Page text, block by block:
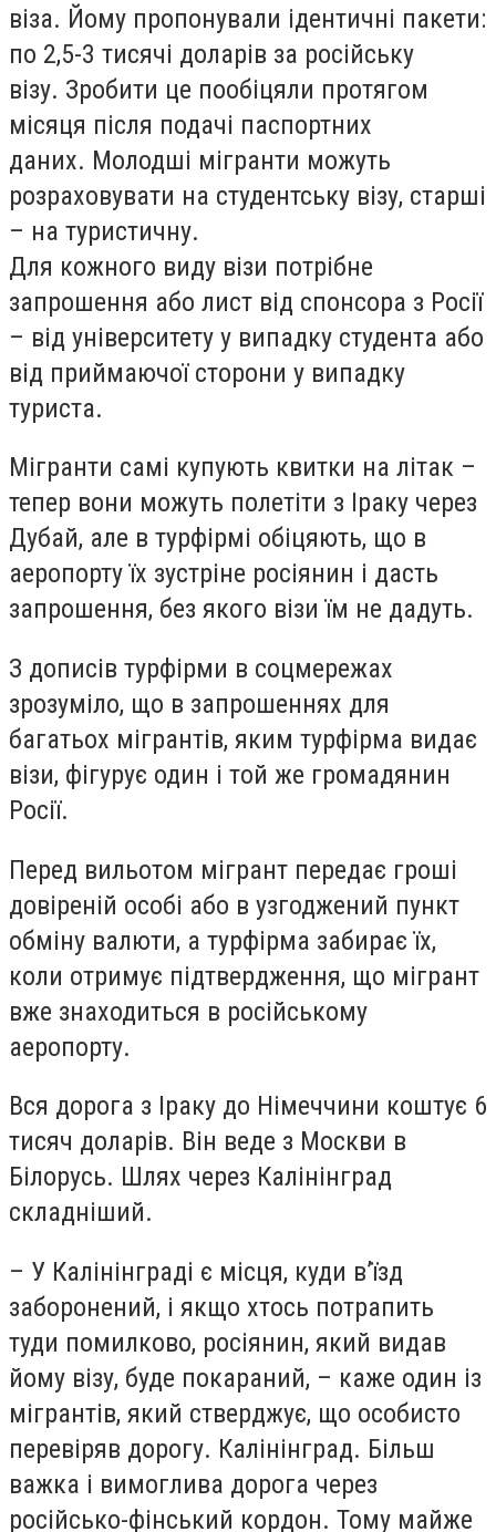
віза. Йому пропонували ідентичні пакети:
по 2,5-3 тисячі доларів за російську
візу. Зробити це пообіцяли протягом
місяця після подачі паспортних
даних. Молодші мігранти можуть
розраховувати на студентську візу, старші
– на туристичну.
Для кожного виду візи потрібне
запрошення або лист від спонсора з Росії
– від університету у випадку студента або
від приймаючої сторони у випадку
туриста.
Мігранти самі купують квитки на літак –
тепер вони можуть полетіти з Іраку через
Дубай, але в турфірмі обіцяють, що в
аеропорту їх зустріне росіянин і дасть
запрошення, без якого візи їм не дадуть.
З дописів турфірми в соцмережах
зрозуміло, що в запрошеннях для
багатьох мігрантів, яким турфірма видає
візи, фігурує один і той же громадянин
Росії.
Перед вильотом мігрант передає гроші
довіреній особі або в узгоджений пункт
обміну валюти, а турфірма забирає їх,
коли отримує підтвердження, що мігрант
вже знаходиться в російському
аеропорту.
Вся дорога з Іраку до Німеччини коштує 6
тисяч доларів. Він веде з Москви в
Білорусь. Шлях через Калінінград
складніший.
– У Калінінграді є місця, куди в’їзд
заборонений, і якщо хтось потрапить
туди помилково, росіянин, який видав
йому візу, буде покараний, – каже один із
мігрантів, який стверджує, що особисто
перевіряв дорогу. Калінінград. Більш
важка і вимоглива дорога через
російсько-фінський кордон. Тому майже